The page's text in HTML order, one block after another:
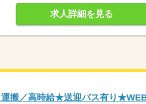
求人詳細を見る
運搬／高時給★送迎バス有り